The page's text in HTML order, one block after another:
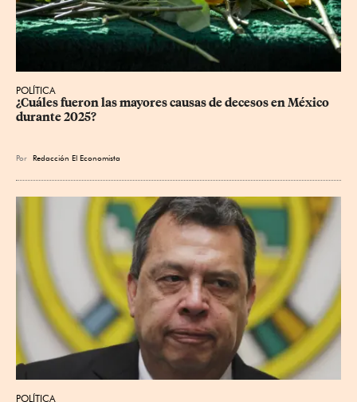
POLÍTICA
¿Cuáles fueron las mayores causas de decesos en México
durante 2025?
Por Redacción El Economista
POLÍTICA